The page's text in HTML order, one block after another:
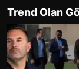
Trend Olan